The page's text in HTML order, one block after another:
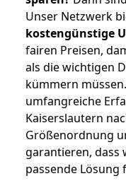
Unser Netzwerk
kostengünstige
fairen Preisen,
als die wichtigen
kümmern
umfangreiche
Kaiserslautern
Größenordnung
garantieren, dass
passende Lösung